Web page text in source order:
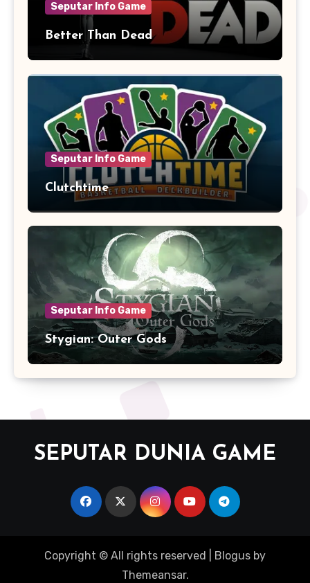
Seputar Info Game
Better Than Dead
Seputar Info Game
Clutchtime
Seputar Info Game
Stygian: Outer Gods
SEPUTAR DUNIA GAME
Copyright © All rights reserved Blogus by
Themeansar.